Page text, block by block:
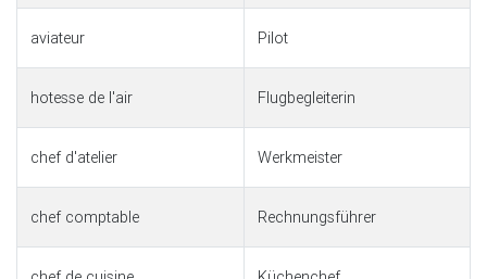
aviateur Pilot
hotesse de l'air Flugbegleiterin
chef d'atelier Werkmeister
chef comptable Rechnungsführer